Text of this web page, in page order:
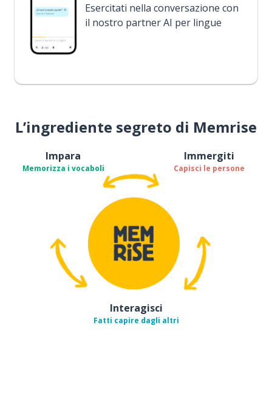
Esercitati nella conversazione con
il nostro partner AI per lingue
L’ingrediente segreto di Memrise
Impara
Memorizza i vocaboli
Immergiti
Capisci le persone
Interagisci
Fatti capire dagli altri